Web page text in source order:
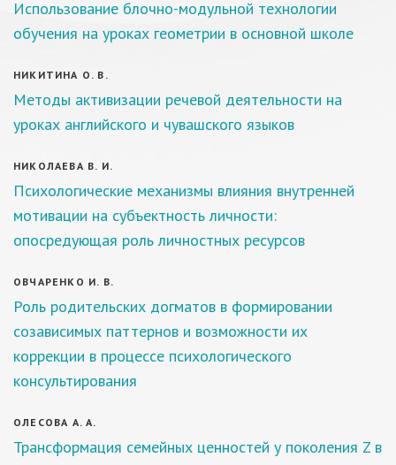
Использование блочно-модульной технологии
обучения на уроках геометрии в основной школе
НИКИТИНА О. В.
Методы активизации речевой деятельности на
уроках английского и чувашского языков
НИКОЛАЕВА В. И.
Психологические механизмы влияния внутренней
мотивации на субъектность личности:
опосредующая роль личностных ресурсов
ОВЧАРЕНКО И. В.
Роль родительских догматов в формировании
созависимых паттернов и возможности их
коррекции в процессе психологического
консультирования
ОЛЕСОВА А. А.
Трансформация семейных ценностей у поколения Z в